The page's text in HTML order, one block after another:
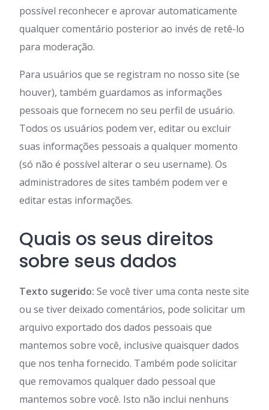
possível reconhecer e aprovar automaticamente
qualquer comentário posterior ao invés de retê-lo
para moderação.
Para usuários que se registram no nosso site (se
houver), também guardamos as informações
pessoais que fornecem no seu perfil de usuário.
Todos os usuários podem ver, editar ou excluir
suas informações pessoais a qualquer momento
(só não é possível alterar o seu username). Os
administradores de sites também podem ver e
editar estas informações.
Quais os seus direitos
sobre seus dados
Texto sugerido: Se você tiver uma conta neste site
ou se tiver deixado comentários, pode solicitar um
arquivo exportado dos dados pessoais que
mantemos sobre você, inclusive quaisquer dados
que nos tenha fornecido. Também pode solicitar
que removamos qualquer dado pessoal que
mantemos sobre você. Isto não inclui nenhuns